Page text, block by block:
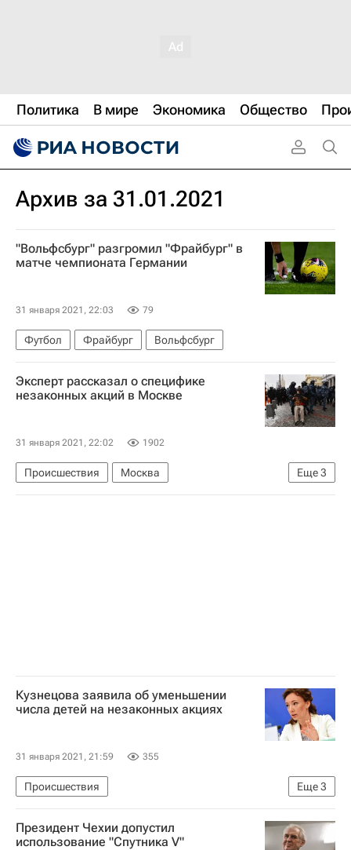
Политика В мире Экономика Общество
Архив за 31.01.2021
"Вольфсбург" разгромил "Фрайбург" в
матче чемпионата Германии
31 января 2021, 22:03 79
Футбол Фрайбург Вольфсбург
Эксперт рассказал о специфике
незаконных акций в Москве
31 января 2021, 22:02 1902
Еще3
Происшествия
Москва
Министерство внутренних дел РФ (МВД России)
Кузнецова заявила об уменьшении
числа детей на незаконных акциях
31 января 2021, 21:59 355
Еще3
Происшествия
Министерство внутренних дел РФ (МВД России)
Генеральная прокуратура РФ
Президент Чехии допустил
использование "Спутника V"